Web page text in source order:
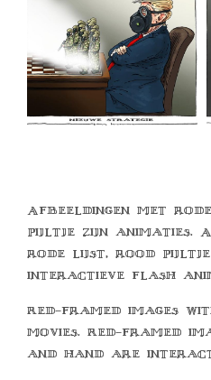
Afbeeldingen met
pijltje zijn animaties.
rode lijst, rood pijltje
interactieve flash
Red-framed images
movies. Red-framed
and hand are